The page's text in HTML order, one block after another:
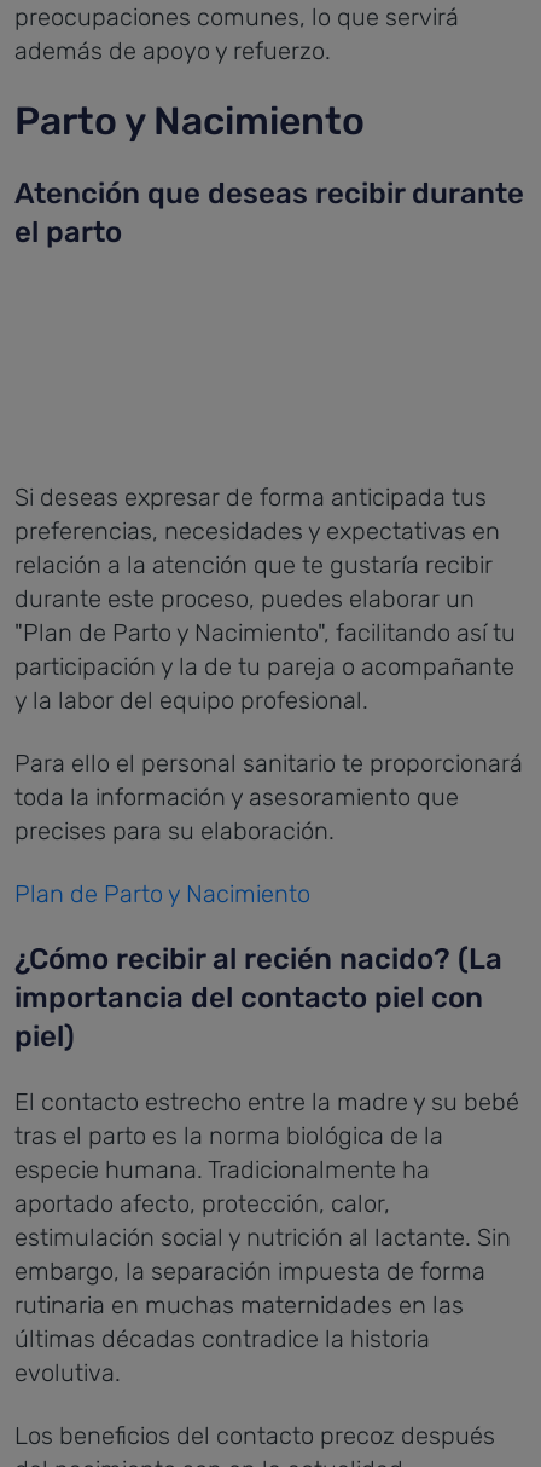
preocupaciones comunes, lo que servirá
además de apoyo y refuerzo.
Parto y Nacimiento
Atención que deseas recibir durante
el parto
Si deseas expresar de forma anticipada tus
preferencias, necesidades y expectativas en
relación a la atención que te gustaría recibir
durante este proceso, puedes elaborar un
"Plan de Parto y Nacimiento", facilitando así tu
participación y la de tu pareja o acompañante
y la labor del equipo profesional.
Para ello el personal sanitario te proporcionará
toda la información y asesoramiento que
precises para su elaboración.
Plan de Parto y Nacimiento
¿Cómo recibir al recién nacido? (La
importancia del contacto piel con
piel)
El contacto estrecho entre la madre y su bebé
tras el parto es la norma biológica de la
especie humana. Tradicionalmente ha
aportado afecto, protección, calor,
estimulación social y nutrición al lactante. Sin
embargo, la separación impuesta de forma
rutinaria en muchas maternidades en las
últimas décadas contradice la historia
evolutiva.
Los beneficios del contacto precoz después